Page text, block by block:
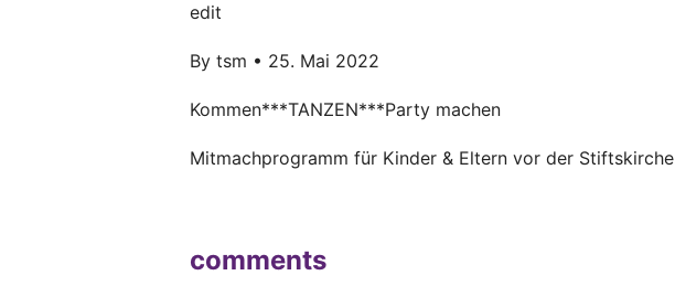
edit
By tsm • 25. Mai 2022
Kommen***TANZEN***Party machen
Mitmachprogramm für Kinder & Eltern vor der Stiftskirche
comments